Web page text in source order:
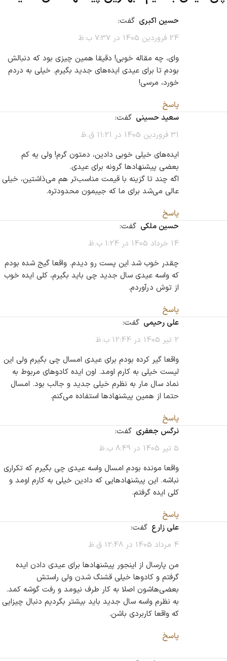
حسین اکبری گفت:
24 فروردین 1405 در 7:37 ب.ظ
وای، چه مقاله خوبی! دقیقا همین چیزی بود که دنبالش
بودم تا برای عیدی ایده‌های جدید بگیرم. خیلی به دردم
خورد، مرسی!
پاسخ
سعید حسینی گفت:
31 فروردین 1405 در 11:21 ق.ظ
ایده‌های خیلی خوبی دادین، دمتون گرم! ولی یه کم
بعضی پیشنهادها گرونه برای عیدی.
اگه چند تا گزینه با قیمت مناسب‌تر هم می‌ذاشتین، خیلی
عالی می‌شد برای ما که جیبمون محدودتره.
پاسخ
حسین ملکی گفت:
14 خرداد 1405 در 1:24 ب.ظ
چقدر خوب شد این پست رو دیدم. واقعا گیج شده بودم
که واسه عیدی سال جدید چی باید بگیرم، کلی ایده خوب
از توش درآوردم.
پاسخ
علی رحیمی گفت:
2 تیر 1405 در 12:44 ب.ظ
واقعا گیر کرده بودم برای عیدی امسال چی بگیرم ولی این
لیست خیلی به کارم اومد. اون ایده کادوهای مربوط به
نماد سال مار به نظرم خیلی جدید و جالب بود. امسال
حتما از همین پیشنهادها استفاده می‌کنم.
پاسخ
نرگس جعفری گفت:
5 تیر 1405 در 8:49 ب.ظ
واقعا مونده بودم امسال واسه عیدی چی بگیرم که تکراری
نباشه. این پیشنهادهایی که دادین خیلی به کارم اومد و
کلی ایده گرفتم.
پاسخ
علی زارع گفت:
4 مرداد 1405 در 12:48 ق.ظ
من پارسال از اینجور پیشنهادها برای عیدی دادن ایده
گرفتم و کادوها خیلی قشنگ شدن ولی راستش
بعضی‌هاشون اصلا به کار طرف نیومد و رفت گوشه کمد.
به نظرم واسه سال جدید باید بیشتر بگردیم دنبال چیزایی
که واقعا کاربردی باشن.
پاسخ